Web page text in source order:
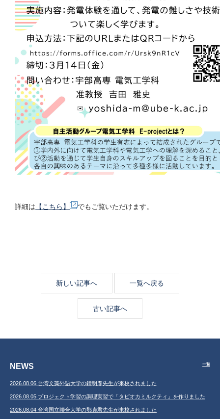
詳細は 【こちら】 でもご覧いただけます。
新しい記事へ 一覧へ戻る
古い記事へ
NEWS 一覧
2026.08.06 台湾文藻外語大学の鐘明彥先生が来校されました
2026.08.05 プロジェクト学習の調理実習で「タピオカミルクティ」を作りました
2026.08.04 台湾国立聯合大学の鄂貞君先生が来校されました